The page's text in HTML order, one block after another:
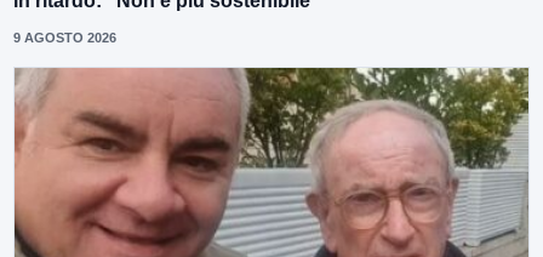
9 AGOSTO 2026